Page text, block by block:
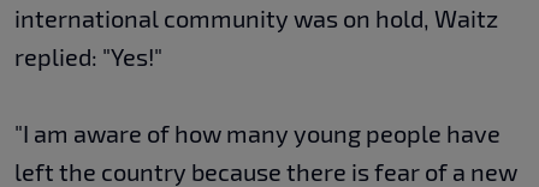
international community was on hold, Waitz
replied: "Yes!"
"I am aware of how many young people have
left the country because there is fear of a new